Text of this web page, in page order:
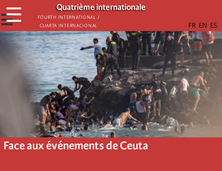
Aller
au
contenu
principal
Quatrième internationale
Fourth International /
Cuarta Internacional
☰
☰
Face aux événements de Ceuta